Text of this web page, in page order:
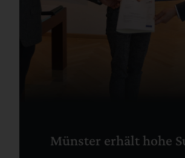
Münster erhält hohe